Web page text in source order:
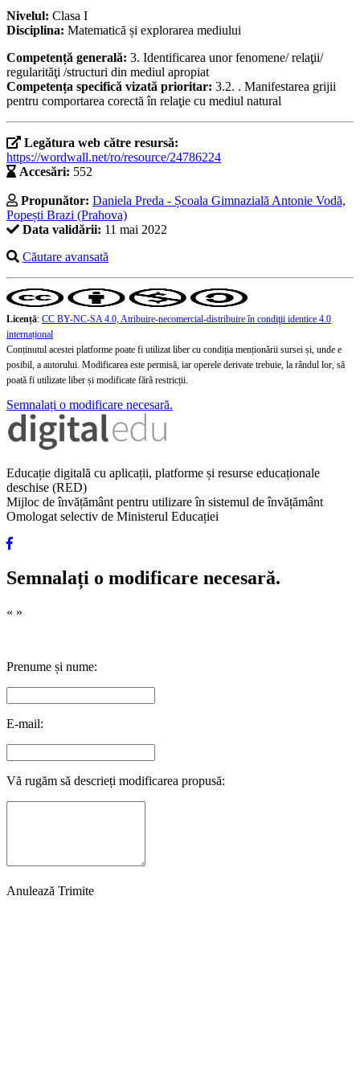
Nivelul: Clasa I
Disciplina: Matematică și explorarea mediului
Competență generală: 3. Identificarea unor fenomene/ relaţii/
regularităţi /structuri din mediul apropiat
Competența specifică vizată prioritar: 3.2. . Manifestarea grijii
pentru comportarea corectă în relaţie cu mediul natural
Legătura web către resursă:
https://wordwall.net/ro/resource/24786224
Accesări: 552
Propunător: Daniela Preda - Școala Gimnazială Antonie Vodă,
Popești Brazi (Prahova)
Data validării: 11 mai 2022
Căutare avansată
Licență: CC BY-NC-SA 4.0, Atribuire-necomercial-distribuire în condiţii identice 4.0
internațional
Conținutul acestei platforme poate fi utilizat liber cu condiția menționării sursei și, unde e
posibil, a autorului. Modificarea este permisă, iar operele derivate trebuie, la rândul lor, să
poată fi utilizate liber și modificate fără restricții.
Semnalați o modificare necesară.
Educație digitală cu aplicații, platforme și resurse educaționale
deschise (RED)
Mijloc de învățământ pentru utilizare în sistemul de învățământ
Omologat selectiv de Ministerul Educației
Semnalați o modificare necesară.
« »
Prenume și nume:
E-mail:
Vă rugăm să descrieți modificarea propusă:
Anulează Trimite